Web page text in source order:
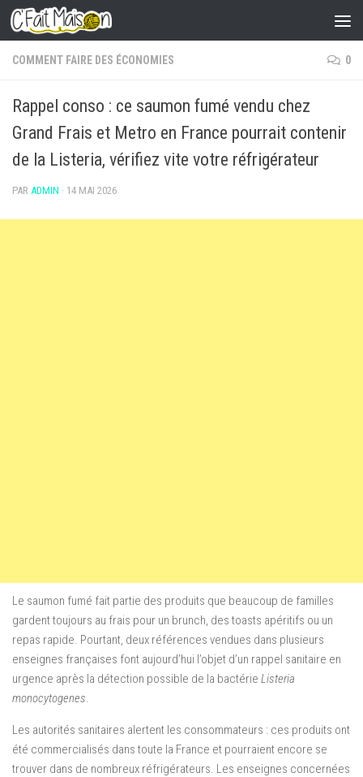
Skip to content
COMMENT FAIRE DES ÉCONOMIES 0
Rappel conso : ce saumon fumé vendu chez
Grand Frais et Metro en France pourrait contenir
de la Listeria, vérifiez vite votre réfrigérateur
PAR ADMIN · 14 MAI 2026
Le saumon fumé fait partie des produits que beaucoup de familles
gardent toujours au frais pour un brunch, des toasts apéritifs ou un
repas rapide. Pourtant, deux références vendues dans plusieurs
enseignes françaises font aujourd’hui l’objet d’un rappel sanitaire en
urgence après la détection possible de la bactérie Listeria
monocytogenes.
Les autorités sanitaires alertent les consommateurs : ces produits ont
été commercialisés dans toute la France et pourraient encore se
trouver dans de nombreux réfrigérateurs. Les enseignes concernées